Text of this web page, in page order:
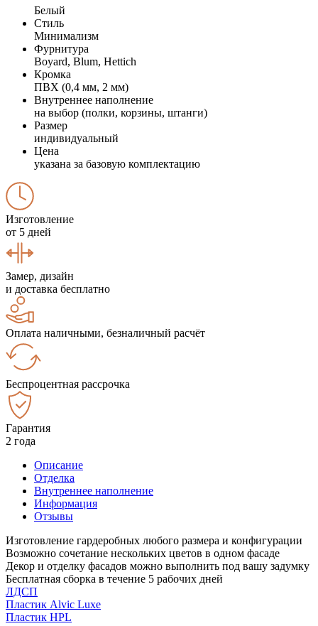
Белый
Стиль
Минимализм
Фурнитура
Boyard, Blum, Hettich
Кромка
ПВХ (0,4 мм, 2 мм)
Внутреннее наполнение
на выбор (полки, корзины, штанги)
Размер
индивидуальный
Цена
указана за базовую комплектацию
Изготовление
от 5 дней
Замер, дизайн
и доставка бесплатно
Оплата наличными, безналичный расчёт
Беспроцентная рассрочка
Гарантия
2 года
Описание
Отделка
Внутреннее наполнение
Информация
Отзывы
Изготовление гардеробных любого размера и конфигурации
Возможно сочетание нескольких цветов в одном фасаде
Декор и отделку фасадов можно выполнить под вашу задумку
Бесплатная сборка в течение 5 рабочих дней
ЛДСП
Пластик Alvic Luxe
Пластик HPL